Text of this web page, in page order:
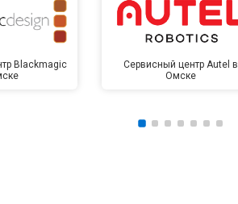
Blackmagic
Сервисный центр Autel в
Омске